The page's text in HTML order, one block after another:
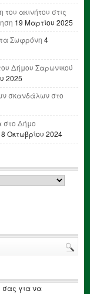
του ακινήτου στις
19 Μαρτίου 2025
Σωφρόνη 4
Δήμου Σαρωνικού
2025
σκανδάλων στο
στο Δήμο
Οκτωβρίου 2024
σας για να